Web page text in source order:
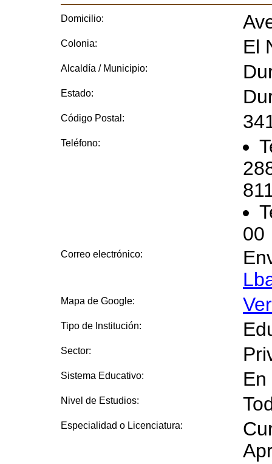
Domicilio:
Colonia: El
Alcaldía / Municipio:
Estado:
Código Postal:
Teléfono:
00
Correo electrónico:
Mapa de Google:
Tipo de Institución:
Sector:
Sistema Educativo:
Nivel de Estudios:
Especialidad o Licenciatura: